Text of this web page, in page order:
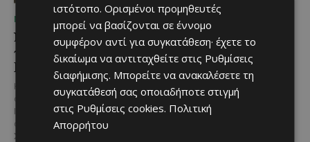
ΜΈΝΟΥΜΕ ΕΝΗΜΕΡΩΜΈΝΟΙ
Νέος Γενικός Διευθυντής
του Hilton Nicosia ο
Ilio Rodoni
Καθήκοντα Γενικού Διευθυντή
στο Hilton Nicosia αναλαμβάνει ο
Ilio Rodoni, παίρνοντας τη
σκυτάλη από τον κ. Εύρο
Στυλιανού,...
ΜΈΝΟΥΜΕ ΕΝΗΜΕΡΩΜΈΝΟΙ
Η Peugeot είναι ο
επίσημος συνεργάτης του
Φεστιβάλ
Κινηματογράφου της
Βενετίας
Η Peugeot ανακοινώνει μια
ιστότοπο. Ορισμένοι προμηθευτές
μπορεί να βασίζονται σε έννομο
συμφέρον αντί για συγκατάθεση· έχετε το
δικαίωμα να αντιταχθείτε στις Ρυθμίσεις
διαφήμισης. Μπορείτε να ανακαλέσετε τη
συγκατάθεσή σας οποιαδήποτε στιγμή
στις Ρυθμίσεις cookies. Πολιτική
Απορρήτου